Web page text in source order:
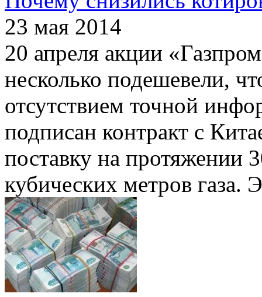
23 мая 2014
20 апреля акции
несколько подешевели,
отсутствием точной
подписан контракт с
поставку на протяжении
кубических метров газа.